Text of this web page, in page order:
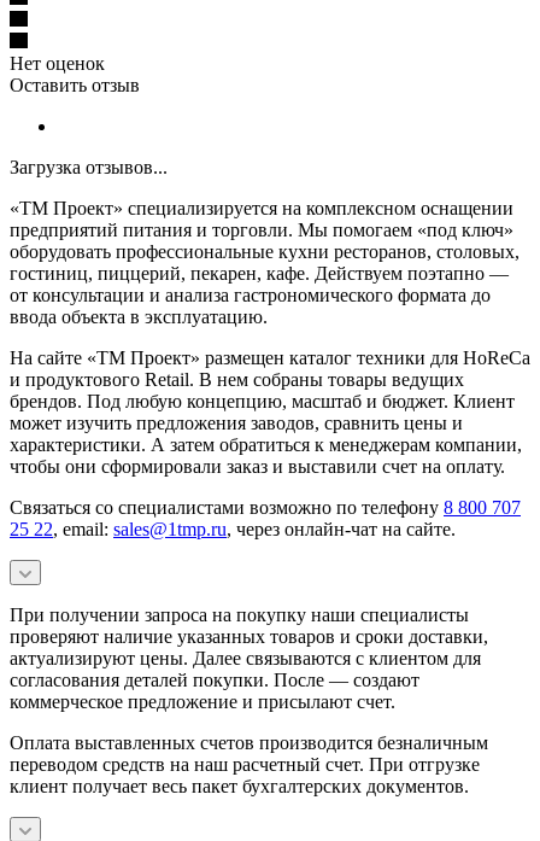
Нет оценок
Оставить отзыв
Загрузка отзывов...
«ТМ Проект» специализируется на комплексном оснащении
предприятий питания и торговли. Мы помогаем «под ключ»
оборудовать профессиональные кухни ресторанов, столовых,
гостиниц, пиццерий, пекарен, кафе. Действуем поэтапно —
от консультации и анализа гастрономического формата до
ввода объекта в эксплуатацию.
На сайте «ТМ Проект» размещен каталог техники для HoReCa
и продуктового Retail. В нем собраны товары ведущих
брендов. Под любую концепцию, масштаб и бюджет. Клиент
может изучить предложения заводов, сравнить цены и
характеристики. А затем обратиться к менеджерам компании,
чтобы они сформировали заказ и выставили счет на оплату.
Связаться со специалистами возможно по телефону 8 800 707
25 22, email: sales@1tmp.ru, через онлайн-чат на сайте.
При получении запроса на покупку наши специалисты
проверяют наличие указанных товаров и сроки доставки,
актуализируют цены. Далее связываются с клиентом для
согласования деталей покупки. После — создают
коммерческое предложение и присылают счет.
Оплата выставленных счетов производится безналичным
переводом средств на наш расчетный счет. При отгрузке
клиент получает весь пакет бухгалтерских документов.